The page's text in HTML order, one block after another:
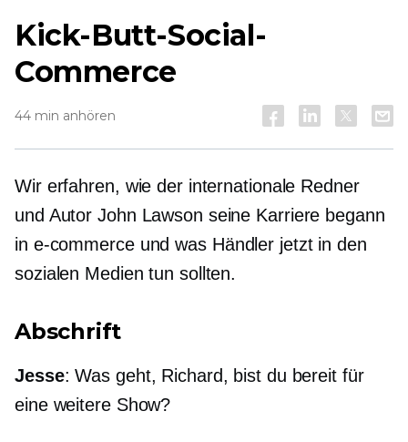
Kick-Butt-Social-
Commerce
44 min anhören
Wir erfahren, wie der internationale Redner
und Autor John Lawson seine Karriere begann
in e-commerceund was Händler jetzt in den
sozialen Medien tun sollten.
Abschrift
Jesse: Was geht, Richard, bist du bereit für
eine weitere Show?